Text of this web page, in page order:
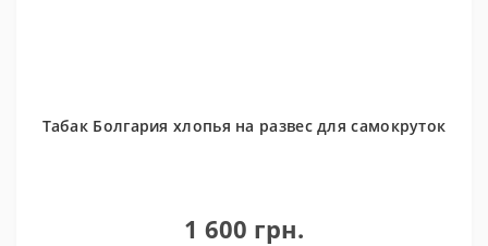
Табак Болгария хлопья на развес для самокруток
1 600 грн.